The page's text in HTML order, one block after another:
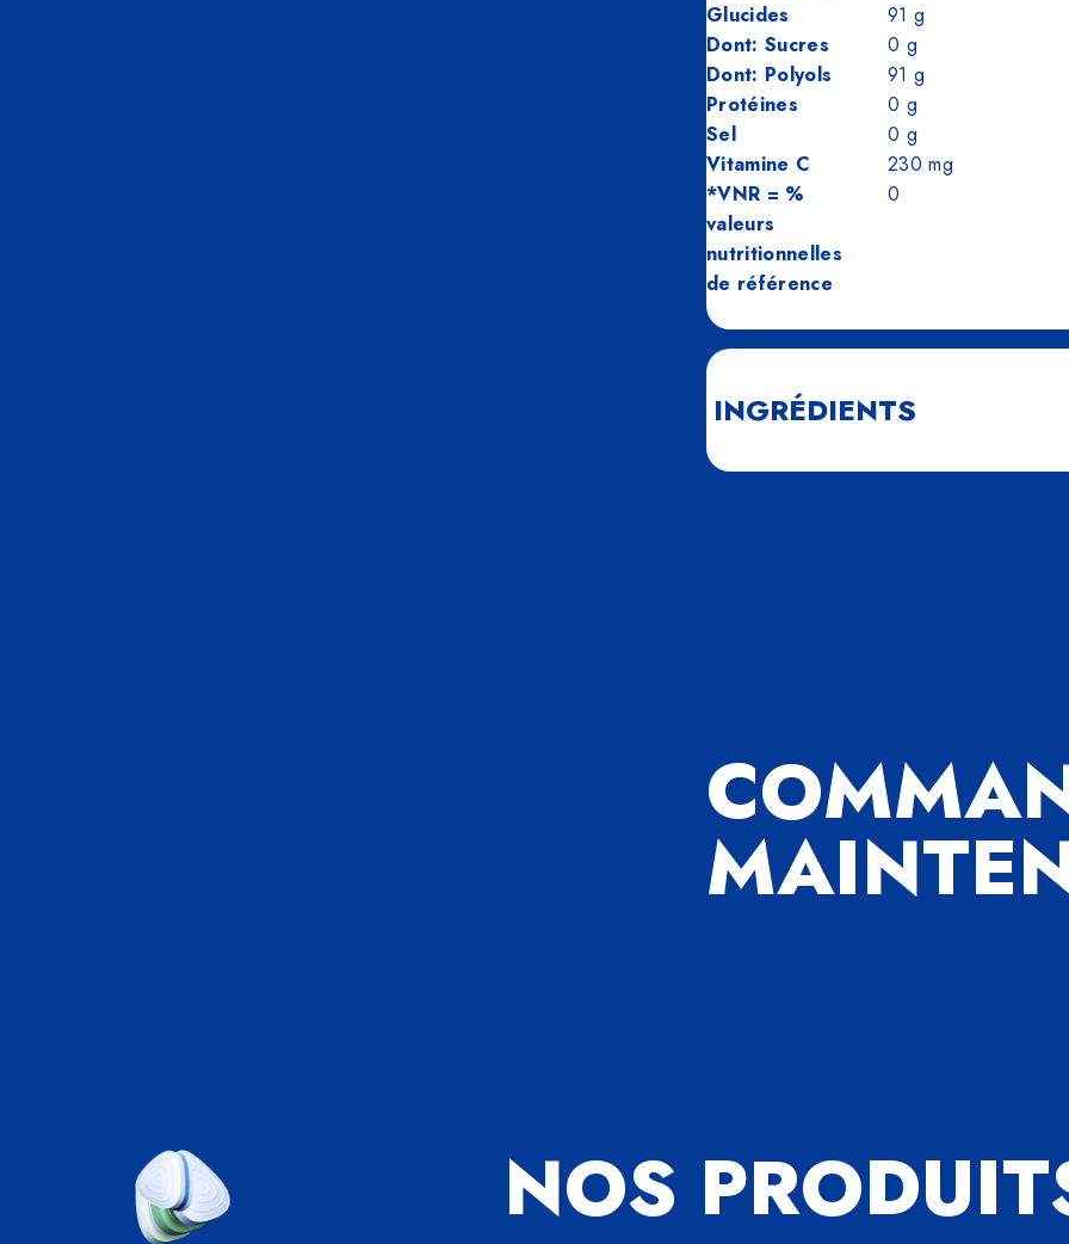
Glucides 91 g
Dont: Sucres
0 g
Dont: Polyols
91 g
Protéines
0 g
Sel
0 g
Vitamine C
230 mg
*VNR = %
valeurs
nutritionnelles
de référence
0
INGRÉDIENTS
NOS